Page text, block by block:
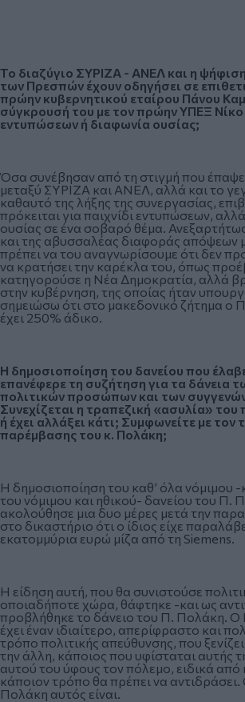
Το διαζύγιο ΣΥΡΙΖΑ - ΑΝΕΛ και η
των Πρεσπών έχουν οδηγήσει σε
πρώην κυβερνητικού εταίρου Πάνου
σύγκρουσή του με τον πρώην ΥΠΕΞ Νίκο
εντυπώσεων ή διαφωνία ουσίας;
Όσα συνέβησαν από τη στιγμή που
μεταξύ ΣΥΡΙΖΑ και ΑΝΕΛ, αλλά και το
καθαυτό της λήξης της συνεργασίας,
πρόκειται για παιχνίδι εντυπώσεων,
ουσίας σε ένα σοβαρό θέμα.
και της αβυσσαλέας διαφοράς απόψεων
πρέπει να του αναγνωρίσουμε ότι δεν
να κρατήσει την καρέκλα του, όπως
κατηγορούσε η Νέα Δημοκρατία, αλλά
στην κυβέρνηση, της οποίας ήταν
σημειώσω ότι στο μακεδονικό ζήτημα ο
έχει 250% άδικο.
Η δημοσιοποίηση του δανείου που
επανέφερε τη συζήτηση για τα δάνεια
πολιτικών προσώπων και των
Συνεχίζεται η τραπεζική «ασυλία» του
ή έχει αλλάξει κάτι; Συμφωνείτε με
παρέμβασης του κ. Πολάκη;
Η δημοσιοποίηση του καθ’ όλα νόμιμου -
του νόμιμου και ηθικού- δανείου του Π.
ακολούθησε μια δυο μέρες μετά την
στο δικαστήριο ότι ο ίδιος είχε
εκατομμύρια ευρώ μίζα από τη Siemens.
Η είδηση αυτή, που θα συνιστούσε
οποιαδήποτε χώρα, θάφτηκε -και ως
προβλήθηκε το δάνειο του Π. Πολάκη.
έχει έναν ιδιαίτερο, απερίφραστο και
τρόπο πολιτικής απεύθυνσης, που
την άλλη, κάποιος που υφίσταται αυτής
αυτού του ύφους τον πόλεμο, ειδικά
κάποιον τρόπο θα πρέπει να
Πολάκη αυτός είναι.